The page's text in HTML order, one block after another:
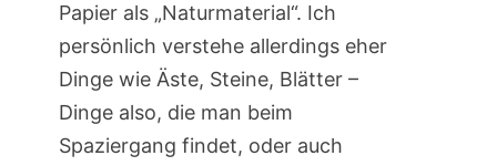
Papier als „Naturmaterial“. Ich
persönlich verstehe allerdings eher
Dinge wie Äste, Steine, Blätter –
Dinge also, die man beim
Spaziergang findet, oder auch